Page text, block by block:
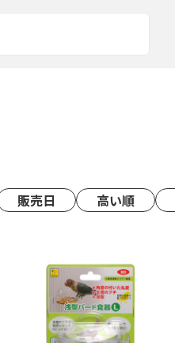
販売日 高い順